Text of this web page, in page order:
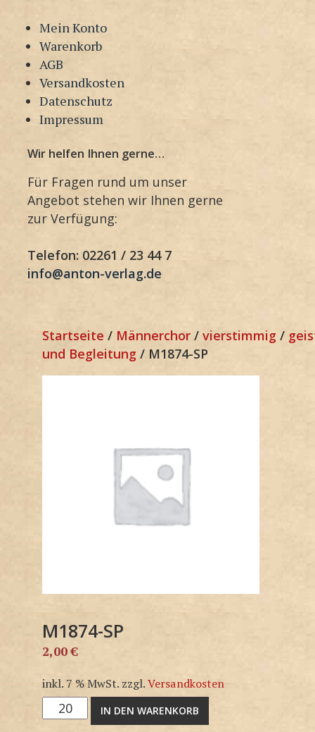
Mein Konto
Warenkorb
AGB
Versandkosten
Datenschutz
Impressum
Wir helfen Ihnen gerne…
Für Fragen rund um unser
Angebot stehen wir Ihnen gerne
zur Verfügung:
Telefon: 02261 / 23 44 7
info@anton-verlag.de
Startseite / Männerchor / vierstimmig /
und Begleitung / M1874-SP
M1874-SP
2,00€
inkl. 7 % MwSt. zzgl.Versandkosten
M1874-
SP
IN DEN WARENKORB